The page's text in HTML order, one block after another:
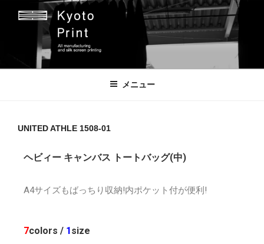
京都プリント
京都市のオリジナルプリント会社
メニュー
UNITED ATHLE 1508-01
ヘビィー キャンバス トートバッグ(中)
A4サイズもばっちり収納!内ポケット付が便利!
7colors / 1 size